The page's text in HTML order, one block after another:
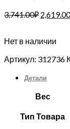
3,741.00₽ 2,619.00
Нет в наличии
Артикул: 312736
Детали
Вес
Тип Товара